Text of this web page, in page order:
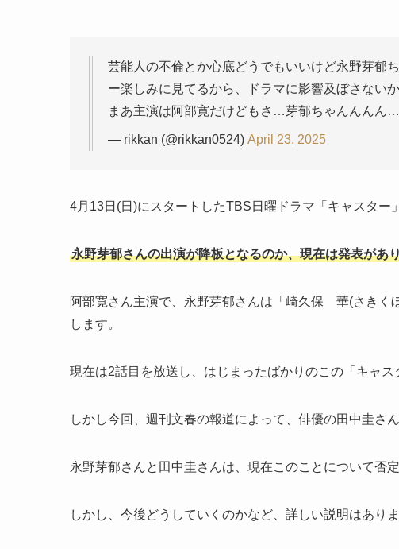
芸能人の不倫とか心底どうでもいいけど永野芽郁
ー楽しみに見てるから、ドラマに影響及ぼさない
まあ主演は阿部寛だけどもさ…芽郁ちゃんんんん…
— rikkan (@rikkan0524) April 23, 2025
4月13日(日)にスタートしたTBS日曜ドラマ「キャスター
永野芽郁さんの出演が降板となるのか、現在は発表があ
阿部寛さん主演で、永野芽郁さんは「 崎久保 華(さきく
します。
現在は2話目を放送し、はじまったばかりのこの「キャス
しかし今回、週刊文春の報道によって、俳優の田中圭さ
永野芽郁さんと田中圭さんは、現在このことについて否
しかし、今後どうしていくのかなど、詳しい説明はありま